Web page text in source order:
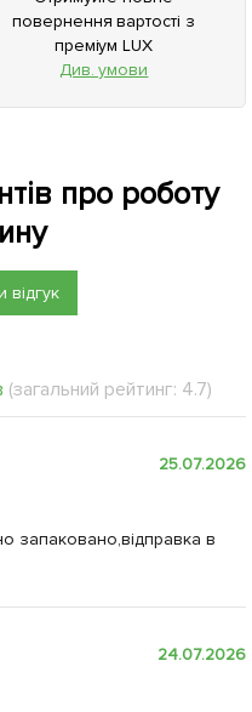
повернення вартості з
преміум LUX
Див. умови
про роботу
відгук
(загальний рейтинг: 4.7)
25.07.2026
запаковано,відправка в
24.07.2026